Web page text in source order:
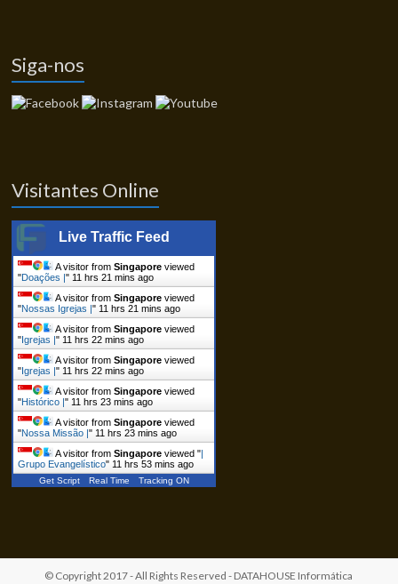
Siga-nos
Visitantes Online
Live Traffic Feed
A visitor fromSingapore viewed
"Doações |" 11 hrs 21 mins ago
A visitor fromSingapore viewed
"Nossas Igrejas |" 11 hrs 21 mins ago
A visitor fromSingapore viewed
"Igrejas |" 11 hrs 22 mins ago
A visitor fromSingapore viewed
"Igrejas |" 11 hrs 22 mins ago
A visitor fromSingapore viewed
"Histórico |" 11 hrs 23 mins ago
A visitor fromSingapore viewed
"Nossa Missão |" 11 hrs 23 mins ago
A visitor fromSingapore viewed "|
Grupo Evangelístico" 11 hrs 53 mins ago
Get Script Real Time Tracking ON
© Copyright 2017 - All Rights Reserved - DATAHOUSE Informática